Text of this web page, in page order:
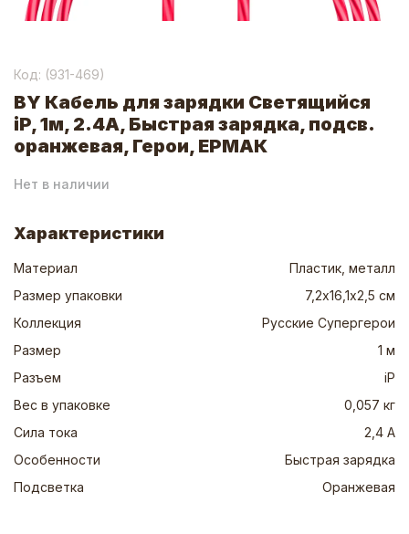
Код: (931-469)
BY Кабель для зарядки Светящийся
iP, 1м, 2.4А, Быстрая зарядка, подсв.
оранжевая, Герои, ЕРМАК
Нет в наличии
Характеристики
Материал
Пластик, металл
Размер упаковки
7,2х16,1х2,5 см
Коллекция
Русские Супергерои
Размер
1 м
Разъем
iP
Вес в упаковке
0,057 кг
Сила тока
2,4 А
Особенности
Быстрая зарядка
Подсветка
Оранжевая